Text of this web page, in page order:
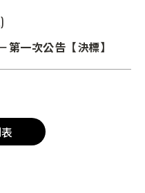
一次公告【決標】